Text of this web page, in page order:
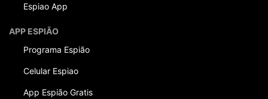
Espiao App
APP ESPIÃO
Programa Espião
Celular Espiao
App Espião Gratis